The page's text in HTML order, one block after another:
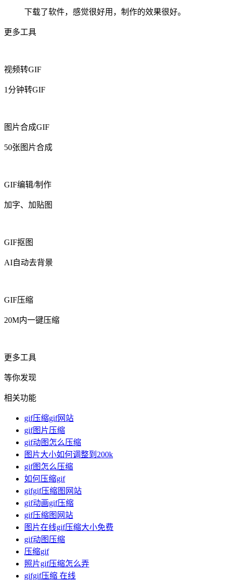
下载了软件，感觉很好用，制作的效果很好。
更多工具
视频转GIF
1分钟转GIF
图片合成GIF
50张图片合成
GIF编辑/制作
加字、加贴图
GIF抠图
AI自动去背景
GIF压缩
20M内一键压缩
更多工具
等你发现
相关功能
gif压缩gif网站
gif图片压缩
gif动图怎么压缩
图片大小如何调整到200k
gif图怎么压缩
如何压缩gif
gifgif压缩图网站
gif动画gif压缩
gif压缩图网站
图片在线gif压缩大小免费
gif动图压缩
压缩gif
照片gif压缩怎么弄
gifgif压缩 在线